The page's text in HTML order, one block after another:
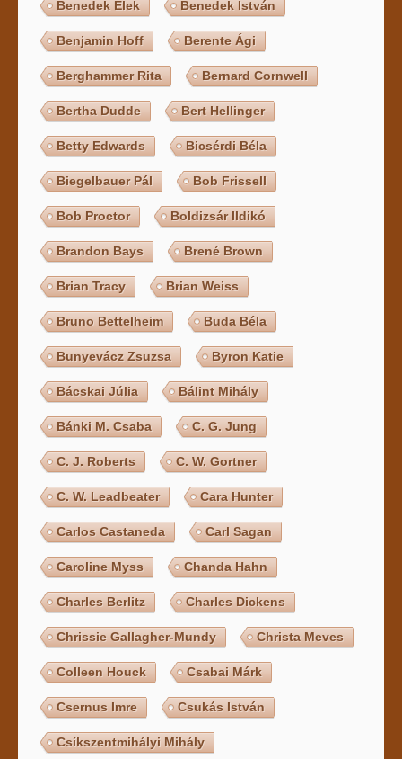
Benedek Elek Benedek István
Benjamin Hoff Berente Ági
Berghammer Rita Bernard Cornwell
Bertha Dudde Bert Hellinger
Betty Edwards Bicsérdi Béla
Biegelbauer Pál Bob Frissell
Bob Proctor Boldizsár Ildikó
Brandon Bays Brené Brown
Brian Tracy Brian Weiss
Bruno Bettelheim Buda Béla
Bunyevácz Zsuzsa Byron Katie
Bácskai Júlia Bálint Mihály
Bánki M. Csaba C. G. Jung
C. J. Roberts C. W. Gortner
C. W. Leadbeater Cara Hunter
Carlos Castaneda Carl Sagan
Caroline Myss Chanda Hahn
Charles Berlitz Charles Dickens
Chrissie Gallagher-Mundy Christa Meves
Colleen Houck Csabai Márk
Csernus Imre Csukás István
Csíkszentmihályi Mihály